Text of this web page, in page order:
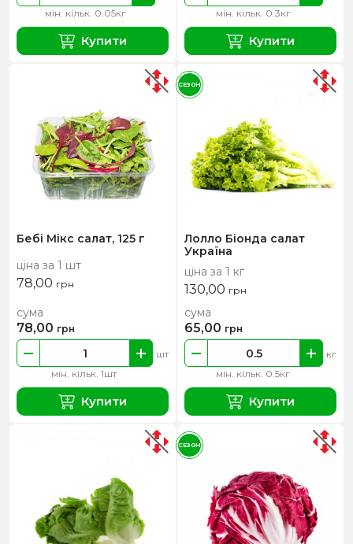
мін. кільк. 0.05кг
Купити
мін. кільк. 0.3кг
Купити
Бебі Мікс салат, 125 г
ціна за 1 шт
78,00 грн
мін. кільк. 1шт
шт
сума
78,00 грн
Купити
Лолло Біонда салат
Україна
ціна за 1 кг
130,00 грн
мін. кільк. 0.5кг
кг
сума
65,00 грн
Купити
СЕЗОН
СЕЗОН